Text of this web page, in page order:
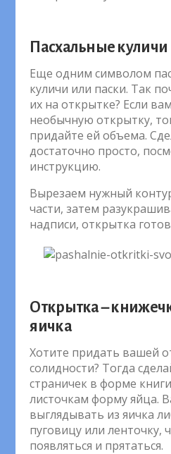
Пасхальные куличи
Еще одним символом
куличи или паски. Так
их на открытке? Если
необычную открытку,
придайте ей объема.
достаточно просто,
инструкцию.
Вырезаем нужный
части, затем
надписи, открытка
Открытка –
яичка
Хотите придать вашей
солидности? Тогда
страничек в форме
листочкам форму яйца.
выглядывать из яичка
пуговицу или ленточку,
появляться и прятаться.